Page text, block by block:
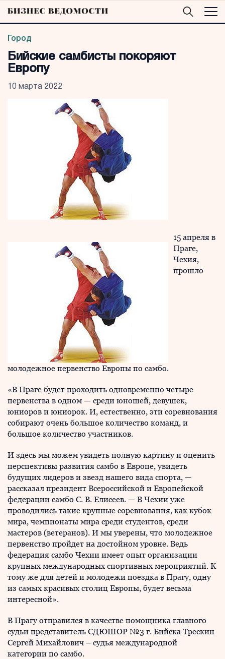
Город
Бийские самбисты покоряют
Европу
10 марта 2022
15 апреля в
Праге,
Чехия,
прошло
молодежное первенство Европы по самбо.
«В Праге будет проходить одновременно четыре
первенства в одном — среди юношей, девушек,
юниоров и юниорок. И, естественно, эти соревнования
собирают очень большое количество команд, и
большое количество участников.
И здесь мы можем увидеть полную картину и оценить
перспективы развития самбо в Европе, увидеть
будущих лидеров и звезд нашего вида спорта, —
рассказал президент Всероссийской и Европейской
федерации самбо С. В. Елисеев. — В Чехии уже
проводились такие крупные соревнования, как кубок
мира, чемпионаты мира среди студентов, среди
мастеров (ветеранов). И мы уверены, что молодежное
первенство пройдет на достойном уровне. Ведь
федерация самбо Чехии имеет опыт организации
крупных международных спортивных мероприятий. К
тому же для детей и молодежи поездка в Прагу, одну
из самых красивых столиц Европы, будет весьма
интересной».
В Прагу отправился в качестве помощника главного
судьи представитель СДЮШОР №3 г. Бийска Трескин
Сергей Михайлович – судья международной
категории по самбо.